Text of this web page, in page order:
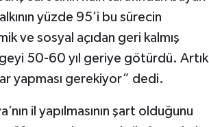
yüzde 95’i bu sürecin
ve sosyal açıdan geri kalmış
50-60 yıl geriye götürdü. Artık
yapması gerekiyor” dedi.
il yapılmasının şart olduğunu